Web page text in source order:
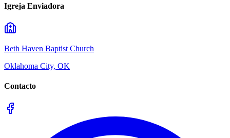
Igreja Enviadora
Beth Haven Baptist Church
Oklahoma City, OK
Contacto